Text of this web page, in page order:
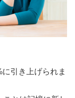
引き上げられま